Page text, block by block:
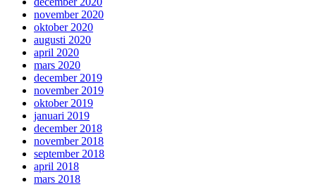
november 2020
oktober 2020
augusti 2020
april 2020
mars 2020
december 2019
november 2019
oktober 2019
januari 2019
december 2018
november 2018
september 2018
april 2018
mars 2018